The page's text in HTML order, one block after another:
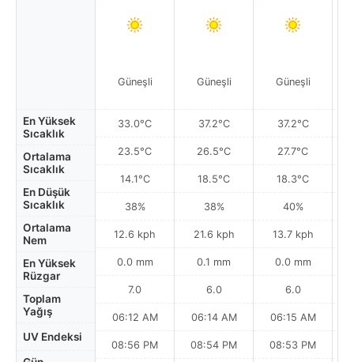
En Yüksek
Sıcaklık
Ortalama
Sıcaklık
En Düşük
Sıcaklık
Ortalama
Nem
En Yüksek
Rüzgar
Toplam
Yağış
UV Endeksi
Güneşli
33.0°C
23.5°C
14.1°C
38%
12.6 kph
0.0 mm
7.0
06:12 AM
08:56 PM
Güneşli
37.2°C
26.5°C
18.5°C
38%
21.6 kph
0.1 mm
6.0
06:14 AM
08:54 PM
Güneşli
37.2°C
27.7°C
18.3°C
40%
13.7 kph
0.0 mm
6.0
06:15 AM
08:53 PM